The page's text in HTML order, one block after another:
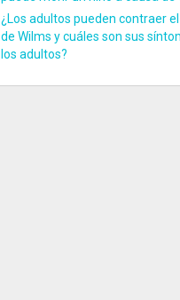
¿Los adultos pueden contraer
de Wilms y cuáles son sus
los adultos?